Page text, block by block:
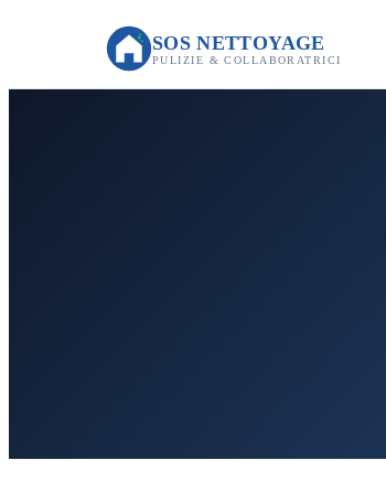
SOS NETTOYAGE
PULIZIE & COLLABORATRICI